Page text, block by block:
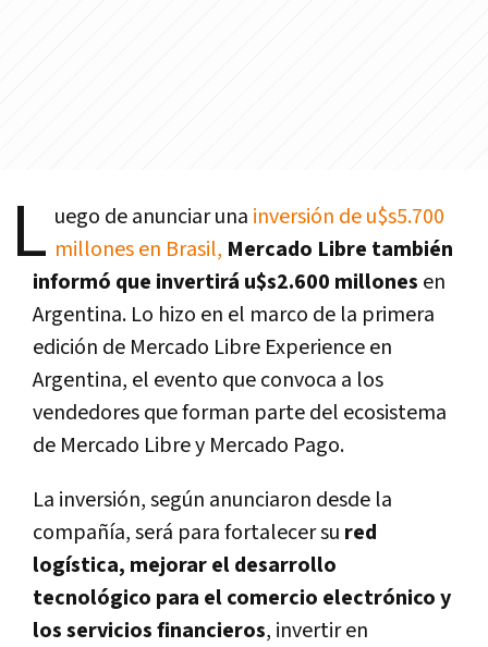
L uego de anunciar una inversión de u$s5.700
millones en Brasil, Mercado Libre también
informó que invertirá u$s2.600 millones en
Argentina. Lo hizo en el marco de la primera
edición de Mercado Libre Experience en
Argentina, el evento que convoca a los
vendedores que forman parte del ecosistema
de Mercado Libre y Mercado Pago.
La inversión, según anunciaron desde la
compañía, será para fortalecer su red
logística, mejorar el desarrollo
tecnológico para el comercio electrónico y
los servicios financieros, invertir en